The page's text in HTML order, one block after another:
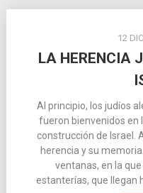
12
LA HERENCIA
Al principio, los judíos
fueron bienvenidos en
construcción de Israel.
herencia y su
ventanas, en la
estanterías, que llegan